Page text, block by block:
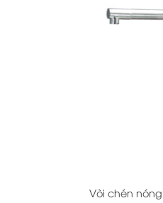
Vòi chén nóng